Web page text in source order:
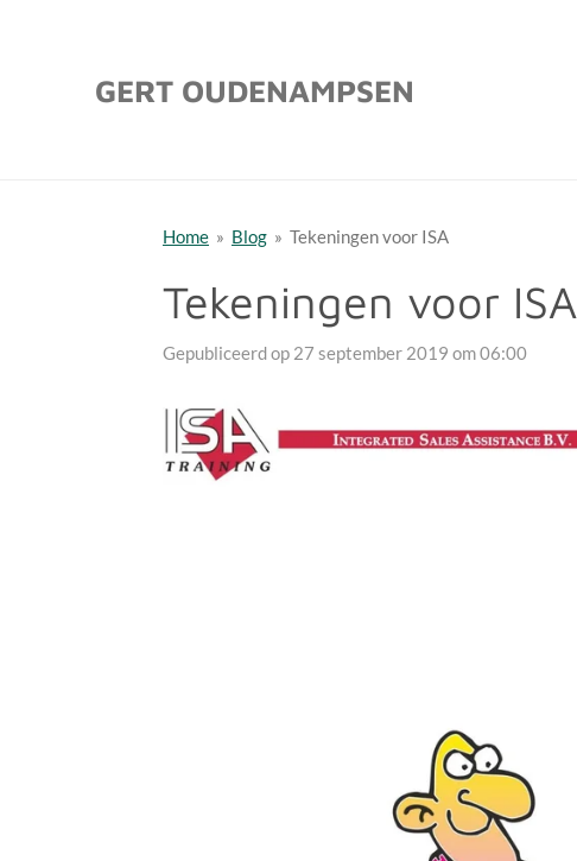
GERT OUDENAMPSEN
Home » Blog » Tekeningen voor ISA
Tekeningen voor ISA
Gepubliceerd op 27 september 2019 om 06:00